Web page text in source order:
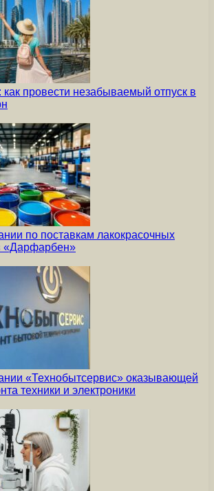
провести незабываемый отпуск в
по поставкам лакокрасочных
«Дарфарбен»
«Технобытсервис» оказывающей
техники и электроники